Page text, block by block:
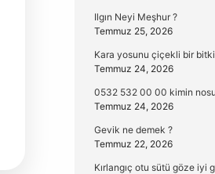
Ilgın Neyi Meşhur ?
Temmuz 25, 2026
Kara yosunu çiçekli bir
Temmuz 24, 2026
0532 532 00 00 kimin
Temmuz 24, 2026
Gevik ne demek ?
Temmuz 22, 2026
Kırlangıç otu sütü göze iyi